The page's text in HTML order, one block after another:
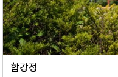
합강정